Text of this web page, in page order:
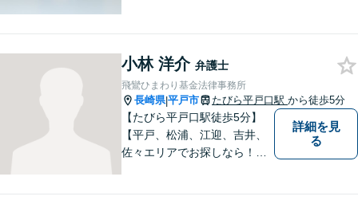
法テラスを利用しての無料相
談がご利用いただけます。 費
用の点も含めて、ご相談くだ
さい。
小林 洋介 弁護士
飛鸞ひまわり基金法律事務所
長崎県|平戸市 たびら平戸口駅 から徒歩5分
【たびら平戸口駅徒歩5分】
【平戸、松浦、江迎、吉井、
佐々エリアでお探しなら！】
詳細を見
る